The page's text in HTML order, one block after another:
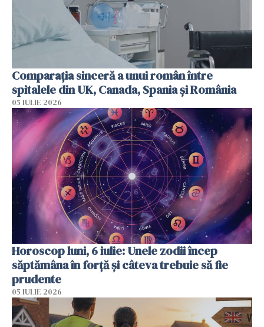
Comparația sinceră a unui român între
spitalele din UK, Canada, Spania și România
05 IULIE 2026
Horoscop luni, 6 iulie: Unele zodii încep
săptămâna în forță și câteva trebuie să fie
prudente
05 IULIE 2026